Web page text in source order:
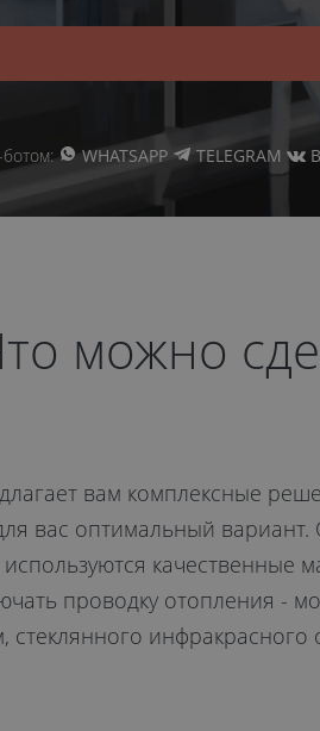
WHATSAPP TELEGRAM
можно
вам комплексные
вас оптимальный
используются качественные
проводку отопления -
стеклянного инфракрасного